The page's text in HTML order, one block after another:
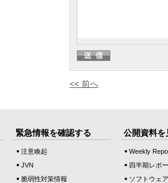
<< 前へ
緊急情報を確認する
注意喚起
JVN
脆弱性対策情報
公開資料を
Weekly
四半期レポ
ソフトウェ